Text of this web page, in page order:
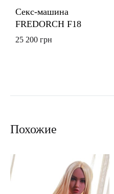
Секс-машина
FREDORCH F18
25 200 грн
Похожие